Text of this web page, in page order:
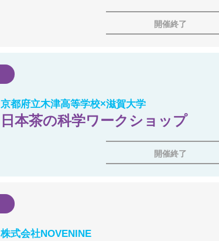
開催終了
京都府立木津高等学校×滋賀大学
日本茶の科学ワークショップ
開催終了
株式会社NOVENINE